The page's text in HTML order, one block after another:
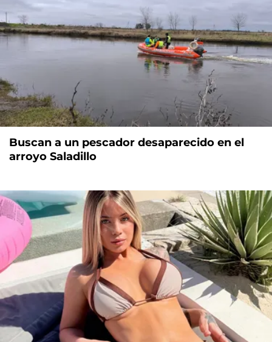
Buscan a un pescador desaparecido en el
arroyo Saladillo